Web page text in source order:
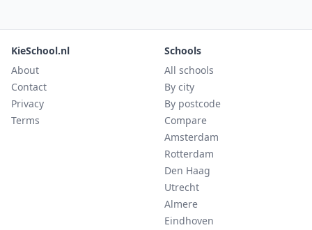
KieSchool.nl
About
Contact
Privacy
Terms
Schools
All schools
By city
By postcode
Compare
Amsterdam
Rotterdam
Den Haag
Utrecht
Almere
Eindhoven